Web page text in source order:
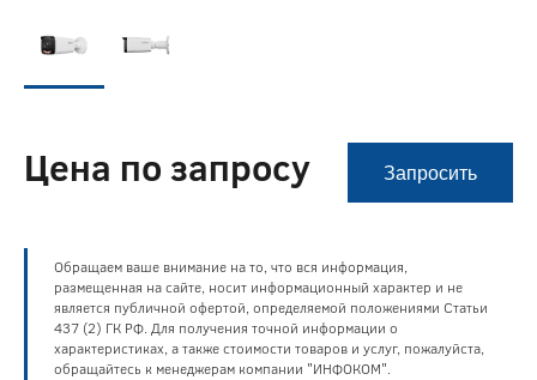
Цена по запросу Запросить
Обращаем ваше внимание на то, что вся информация,
размещенная на сайте, носит информационный характер и не
является публичной офертой, определяемой положениями Статьи
437 (2) ГК РФ. Для получения точной информации о
характеристиках, а также стоимости товаров и услуг, пожалуйста,
обращайтесь к менеджерам компании "ИНФОКОМ".